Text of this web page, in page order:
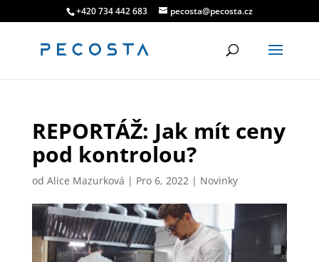
+420 734 442 683 pecosta@pecosta.cz
REPORTÁŽ: Jak mít ceny
pod kontrolou?
od Alice Mazurková | Pro 6, 2022| Novinky